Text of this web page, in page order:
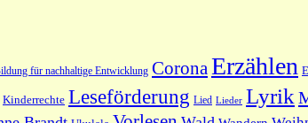
für nachhaltige Entwicklung Corona Erzählen
Kinderrechte Leseförderung Lied Lieder Lyrik